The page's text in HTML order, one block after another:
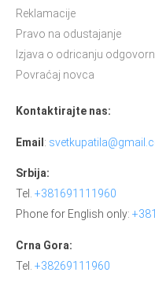
Reklamacije
Pravo na odustajanje
Izjava o odricanju
Povraćaj novca
Kontaktirajte nas:
Email:
Srbija:
Tel. +381691111960
Phone for English only:
Crna Gora:
Tel. +38269111960